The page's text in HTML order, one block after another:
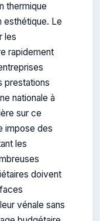
thermique
esthétique. Le
les
rapidement
prestations
nationale à
sur ce
impose des
les
doivent
vénale sans